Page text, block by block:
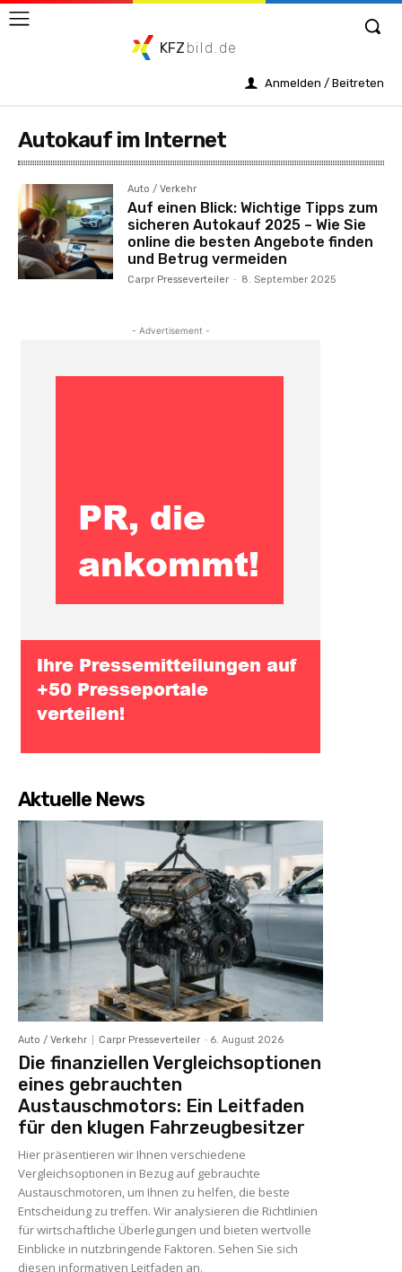
KFZ bild.de
Anmelden / Beitreten
Autokauf im Internet
Auto / Verkehr
Auf einen Blick: Wichtige Tipps zum
sicheren Autokauf 2025 – Wie Sie
online die besten Angebote finden
und Betrug vermeiden
Carpr Presseverteiler - 8. September 2025
- Advertisement -
Aktuelle News
Auto / Verkehr Carpr Presseverteiler - 6. August 2026
Die finanziellen Vergleichsoptionen
eines gebrauchten
Austauschmotors: Ein Leitfaden
für den klugen Fahrzeugbesitzer
Hier präsentieren wir Ihnen verschiedene
Vergleichsoptionen in Bezug auf gebrauchte
Austauschmotoren, um Ihnen zu helfen, die beste
Entscheidung zu treffen. Wir analysieren die Richtlinien
für wirtschaftliche Überlegungen und bieten wertvolle
Einblicke in nutzbringende Faktoren. Sehen Sie sich
diesen informativen Leitfaden an.